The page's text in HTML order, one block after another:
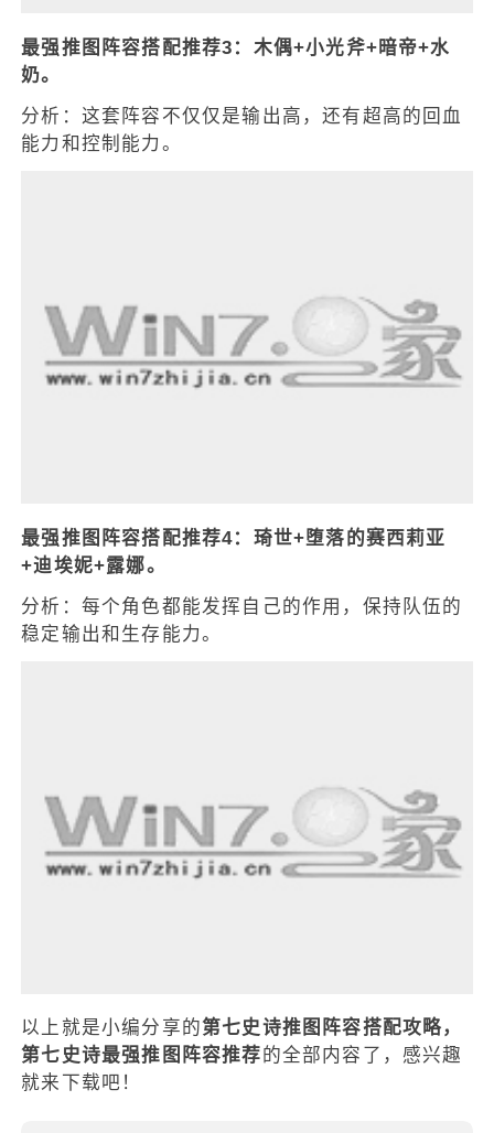
最强推图阵容搭配推荐3：木偶+小光斧+暗帝+水
奶。
分析：这套阵容不仅仅是输出高，还有超高的回血
能力和控制能力。
最强推图阵容搭配推荐4：琦世+堕落的赛西莉亚
+迪埃妮+露娜。
分析：每个角色都能发挥自己的作用，保持队伍的
稳定输出和生存能力。
以上就是小编分享的第七史诗推图阵容搭配攻略，
第七史诗最强推图阵容推荐 的全部内容了，感兴趣
就来下载吧！